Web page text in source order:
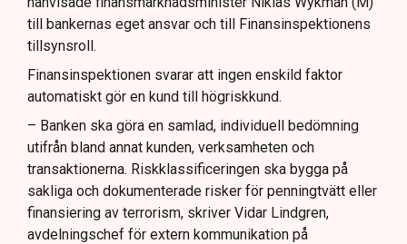
till bankernas eget ansvar och till Finansinspektionens
tillsynsroll.
Finansinspektionen svarar att ingen enskild faktor
automatiskt gör en kund till högriskkund.
– Banken ska göra en samlad, individuell bedömning
utifrån bland annat kunden, verksamheten och
transaktionerna. Riskklassificeringen ska bygga på
sakliga och dokumenterade risker för penningtvätt eller
finansiering av terrorism, skriver Vidar Lindgren,
avdelningschef för extern kommunikation på